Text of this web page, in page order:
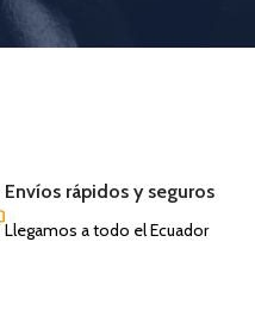
Envíos rápidos y seguros
Llegamos a todo el Ecuador